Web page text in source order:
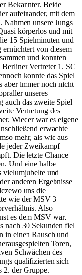
Bekannter. Beide
aufeinander, mit dem
Nahmen unsere Jungs
körperlos und mit
15 Spielminuten und
von diesem
und konnten
Vertreter 1. SC
konnte das Spiel
aber immer noch nicht
unseres
auch das zweite Spiel
Vertretung des
Wieder war es eigene
erwachte
mehr, als wie aus
jeder Zweikampf
Die letzte Chance
Und eine halbe
vielumjubelte und
anderen Ergebnisse
uns die
wie der MSV 3
Also
es dem MSV war,
nach 30 Sekunden fiel
in einen Rausch und
Toren,
Schwächen des
qualifizierten sich
2. der Gruppe.